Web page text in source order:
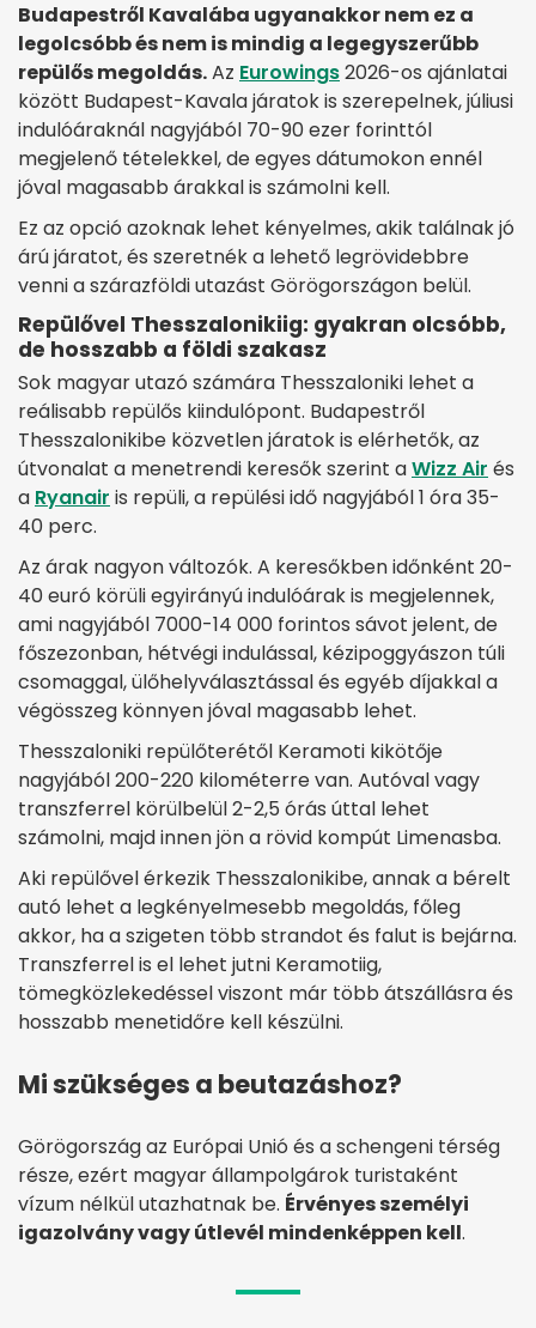
Budapestről Kavalába ugyanakkor nem ez a
legolcsóbb és nem is mindig a legegyszerűbb
repülős megoldás.Az Eurowings2026-os ajánlatai
között Budapest-Kavala járatok is szerepelnek, júliusi
indulóáraknál nagyjából 70-90 ezer forinttól
megjelenő tételekkel, de egyes dátumokon ennél
jóval magasabb árakkal is számolni kell.
Ez az opció azoknak lehet kényelmes, akik találnak jó
árú járatot, és szeretnék a lehető legrövidebbre
venni a szárazföldi utazást Görögországon belül.
Repülővel Thesszalonikiig: gyakran olcsóbb,
de hosszabb a földi szakasz
Sok magyar utazó számára Thesszaloniki lehet a
reálisabb repülős kiindulópont. Budapestről
Thesszalonikibe közvetlen járatok is elérhetők, az
útvonalat a menetrendi keresők szerint aWizz Air és
a Ryanair is repüli, a repülési idő nagyjából 1 óra 35-
40 perc.
Az árak nagyon változók. A keresőkben időnként 20-
40 euró körüli egyirányú indulóárak is megjelennek,
ami nagyjából 7000-14 000 forintos sávot jelent, de
főszezonban, hétvégi indulással, kézipoggyászon túli
csomaggal, ülőhelyválasztással és egyéb díjakkal a
végösszeg könnyen jóval magasabb lehet.
Thesszaloniki repülőterétől Keramoti kikötője
nagyjából 200-220 kilométerre van. Autóval vagy
transzferrel körülbelül 2-2,5 órás úttal lehet
számolni, majd innen jön a rövid kompút Limenasba.
Aki repülővel érkezik Thesszalonikibe, annak a bérelt
autó lehet a legkényelmesebb megoldás, főleg
akkor, ha a szigeten több strandot és falut is bejárna.
Transzferrel is el lehet jutni Keramotiig,
tömegközlekedéssel viszont már több átszállásra és
hosszabb menetidőre kell készülni.
Mi szükséges a beutazáshoz?
Görögország az Európai Unió és a schengeni térség
része, ezért magyar állampolgárok turistaként
vízum nélkül utazhatnak be. Érvényes személyi
igazolvány vagy útlevél mindenképpen kell.